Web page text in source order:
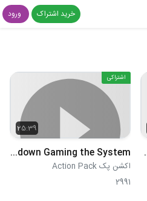
خرید اشتراک ورود
25:39
اشتراکی
S02E05 - The Rakhi Rundown Gaming the System
اکشن پک Action Pack
2991